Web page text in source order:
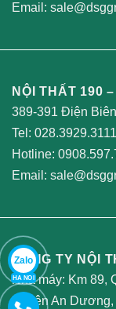
Email:
NỘI THẤT 190
389-391 Điện
Tel: 028.3929.3111
Hotline:
Email:
CÔNG TY NỘI
Nhà máy: Km 89,
Huyện An Dương,
Zalo
HA NOI